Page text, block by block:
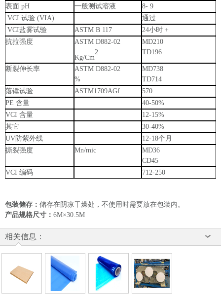
表面 pH 一般测试溶液 8- 9
VCI试验 (VIA)
通过
VCI盐雾试验 ASTM B 117 24小时 +
抗拉强度
ASTM D882-02
Kg/Cm
2
MD210
TD196
断裂伸长率
ASTM D882-02
%
MD738
TD714
落锤试验 ASTM1709AGf
570
PE含量
40-50%
VCI含量
12-15%
其它
30-40%
UV防紫外线 12-18个 月
撕裂强度
Mn/mic
MD36
CD45
VCI 编码
712-250
包装储存： 储存在阴凉干燥处，不使用时需要放在包装内。
产品规格尺寸： 6M×30.5M
相关信息：